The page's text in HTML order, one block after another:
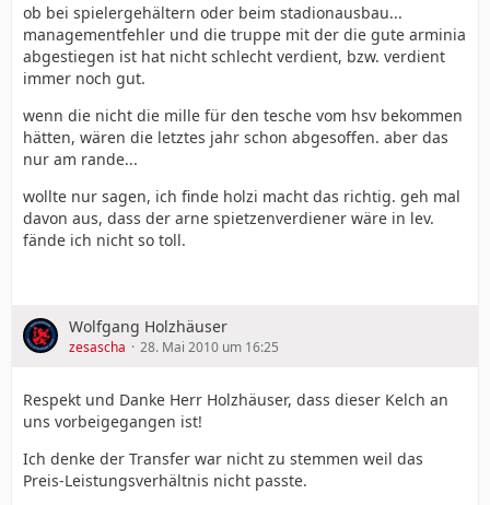
ob bei spielergehältern oder beim stadionausbau...
managementfehler und die truppe mit der die gute arminia
abgestiegen ist hat nicht schlecht verdient, bzw. verdient
immer noch gut.
wenn die nicht die mille für den tesche vom hsv bekommen
hätten, wären die letztes jahr schon abgesoffen. aber das
nur am rande...
wollte nur sagen, ich finde holzi macht das richtig. geh mal
davon aus, dass der arne spietzenverdiener wäre in lev.
fände ich nicht so toll.
Wolfgang Holzhäuser
zesascha 28. Mai 2010 um 16:25
Respekt und Danke Herr Holzhäuser, dass dieser Kelch an
uns vorbeigegangen ist!
Ich denke der Transfer war nicht zu stemmen weil das
Preis-Leistungsverhältnis nicht passte.